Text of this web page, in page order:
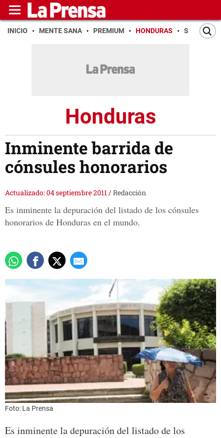
INICIO MENTE SANA PREMIUM HONDURAS SAN PEDRO
Honduras
Inminente barrida de
cónsules honorarios
Actualizado: 04 septiembre 2011/Redacción
Es inminente la depuración del listado de los cónsules
honorarios de Honduras en el mundo.
Foto: La Prensa
Es inminente la depuración del listado de los